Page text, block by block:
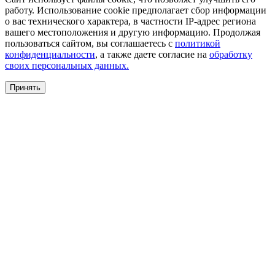
работу. Использование cookie предполагает сбор информации
о вас технического характера, в частности IP-адрес региона
вашего местоположения и другую информацию. Продолжая
пользоваться сайтом, вы соглашаетесь с политикой
конфиденциальности, а также даете согласие на обработку
своих персональных данных.
Принять